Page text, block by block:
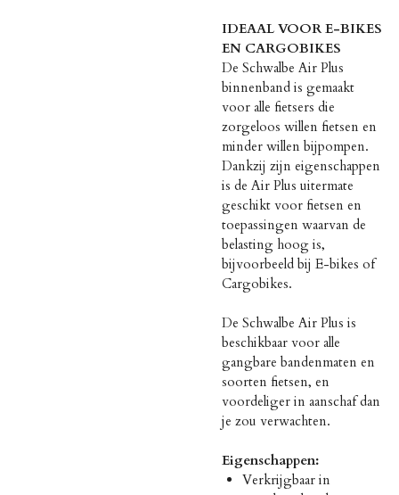
IDEAAL VOOR E-BIKES
EN CARGOBIKES
De Schwalbe Air Plus
binnenband is gemaakt
voor alle fietsers die
zorgeloos willen fietsen en
minder willen bijpompen.
Dankzij zijn eigenschappen
is de Air Plus uitermate
geschikt voor fietsen en
toepassingen waarvan de
belasting hoog is,
bijvoorbeeld bij E-bikes of
Cargobikes.
De Schwalbe Air Plus is
beschikbaar voor alle
gangbare bandenmaten en
soorten fietsen, en
voordeliger in aanschaf dan
je zou verwachten.
Eigenschappen:
Verkrijgbaar in